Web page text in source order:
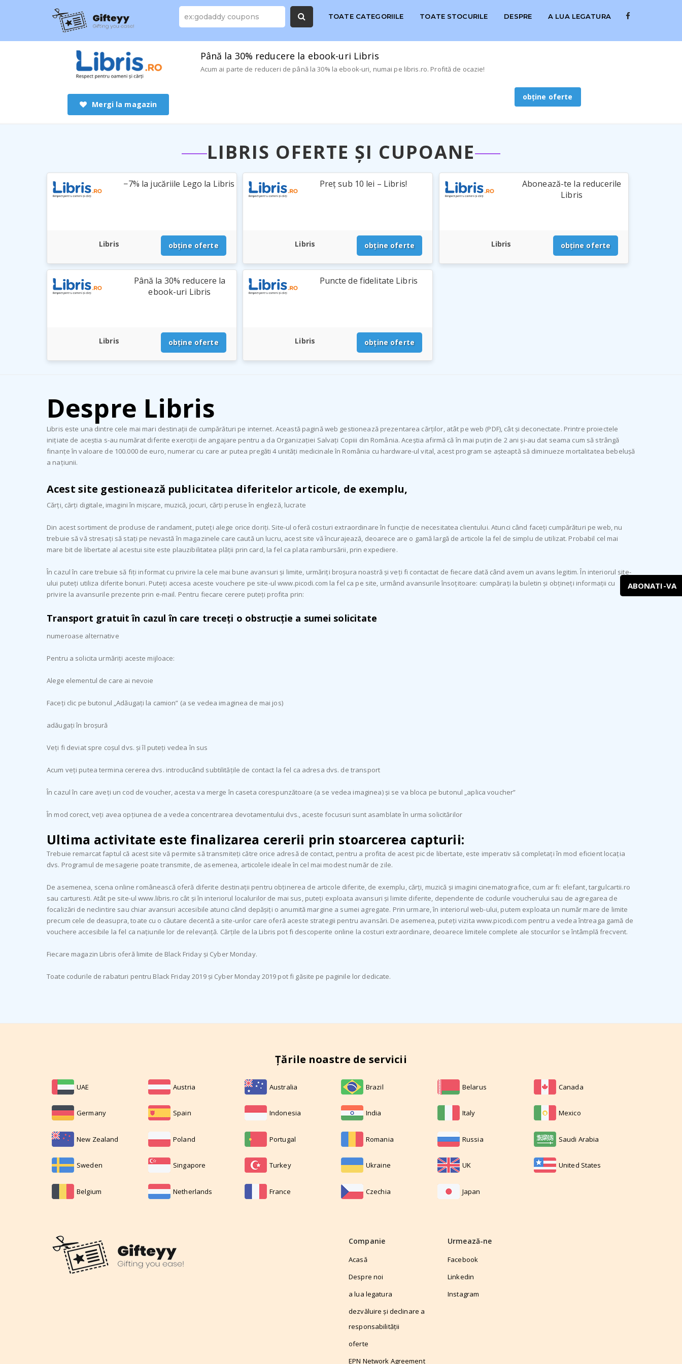
TOATE CATEGORIILE TOATE STOCURILE DESPRE A LUA LEGATURA
Mergi la magazin
Până la 30% reducere la ebook-uri Libris
Acum ai parte de reduceri de până la 30% la ebook-uri, numai pe libris.ro. Profită de ocazie!
obține oferte
LIBRIS OFERTE ȘI CUPOANE
−7% la jucăriile Lego la Libris
Libris obține oferte
Preț sub 10 lei – Libris!
Libris obține oferte
Abonează-te la reducerile
Libris
Libris obține oferte
Până la 30% reducere la
ebook-uri Libris
Libris obține oferte
Puncte de fidelitate Libris
Libris obține oferte
Despre Libris
Libris este una dintre cele mai mari destinații de cumpărături pe internet. Această pagină web gestionează prezentarea cărților, atât pe web (PDF), cât și deconectate. Printre proiectele
inițiate de aceștia s-au numărat diferite exerciții de angajare pentru a da Organizației Salvați Copiii din România. Aceștia afirmă că în mai puțin de 2 ani și-au dat seama cum să strângă
finanțe în valoare de 100.000 de euro, numerar cu care ar putea pregăti 4 unități medicinale în România cu hardware-ul vital, acest program se așteaptă să diminueze mortalitatea bebelușă
a națiunii.
Acest site gestionează publicitatea diferitelor articole, de exemplu,
Cărți, cărți digitale, imagini în mișcare, muzică, jocuri, cărți peruse în engleză, lucrate
Din acest sortiment de produse de randament, puteți alege orice doriți. Site-ul oferă costuri extraordinare în funcție de necesitatea clientului. Atunci când faceți cumpărături pe web, nu
trebuie să vă stresați să stați pe nevastă în magazinele care caută un lucru, acest site vă încurajează, deoarece are o gamă largă de articole la fel de simplu de utilizat. Probabil cel mai
mare bit de libertate al acestui site este plauzibilitatea plății prin card, la fel ca plata rambursării, prin expediere.
În cazul în care trebuie să fiți informat cu privire la cele mai bune avansuri și limite, urmăriți broșura noastră și veți fi contactat de fiecare dată când avem un avans legitim. În interiorul site-
ului puteți utiliza diferite bonuri. Puteți accesa aceste vouchere pe site-ul www.picodi.com la fel ca pe site, urmând avansurile însoțitoare: cumpărați la buletin și obțineți informații cu
privire la avansurile prezente prin e-mail. Pentru fiecare cerere puteți profita prin:
Transport gratuit în cazul în care treceți o obstrucție a sumei solicitate
numeroase alternative
Pentru a solicita urmăriți aceste mijloace:
Alege elementul de care ai nevoie
Faceți clic pe butonul „Adăugați la camion” (a se vedea imaginea de mai jos)
adăugați în broșură
Veți fi deviat spre coșul dvs. și îl puteți vedea în sus
Acum veți putea termina cererea dvs. introducând subtilitățile de contact la fel ca adresa dvs. de transport
În cazul în care aveți un cod de voucher, acesta va merge în caseta corespunzătoare (a se vedea imaginea) și se va bloca pe butonul „aplica voucher”
În mod corect, veți avea opțiunea de a vedea concentrarea devotamentului dvs., aceste focusuri sunt asamblate în urma solicitărilor
Ultima activitate este finalizarea cererii prin stoarcerea capturii:
Trebuie remarcat faptul că acest site vă permite să transmiteți către orice adresă de contact, pentru a profita de acest pic de libertate, este imperativ să completați în mod eficient locația
dvs. Programul de mesagerie poate transmite, de asemenea, articolele ideale în cel mai modest număr de zile.
De asemenea, scena online românească oferă diferite destinații pentru obținerea de articole diferite, de exemplu, cărți, muzică și imagini cinematografice, cum ar fi: elefant, targulcartii.ro
sau carturesti. Atât pe site-ul www.libris.ro cât și în interiorul localurilor de mai sus, puteți exploata avansuri și limite diferite, dependente de codurile voucherului sau de agregarea de
focalizări de neclintire sau chiar avansuri accesibile atunci când depășiți o anumită margine a sumei agregate. Prin urmare, în interiorul web-ului, putem exploata un număr mare de limite
precum cele de deasupra, toate cu o căutare decentă a site-urilor care oferă aceste strategii pentru avansări. De asemenea, puteți vizita www.picodi.com pentru a vedea întreaga gamă de
vouchere accesibile la fel ca națiunile lor de relevanță. Cărțile de la Libris pot fi descoperite online la costuri extraordinare, deoarece limitele complete ale stocurilor se întâmplă frecvent.
Fiecare magazin Libris oferă limite de Black Friday și Cyber Monday.
Toate codurile de rabaturi pentru Black Friday 2019 și Cyber Monday 2019 pot fi găsite pe paginile lor dedicate.
Țările noastre de servicii
UAE Austria Australia Brazil Belarus Canada
Germany Spain Indonesia India Italy Mexico
New Zealand Poland Portugal Romania Russia Saudi Arabia
Sweden Singapore Turkey Ukraine UK United States
Belgium Netherlands France Czechia Japan
Companie
Acasă
Despre noi
a lua legatura
dezvăluire și declinare a
responsabilității
oferte
EPN Network Agreement
Urmează-ne
Facebook
Linkedin
Instagram
ABONATI-VA